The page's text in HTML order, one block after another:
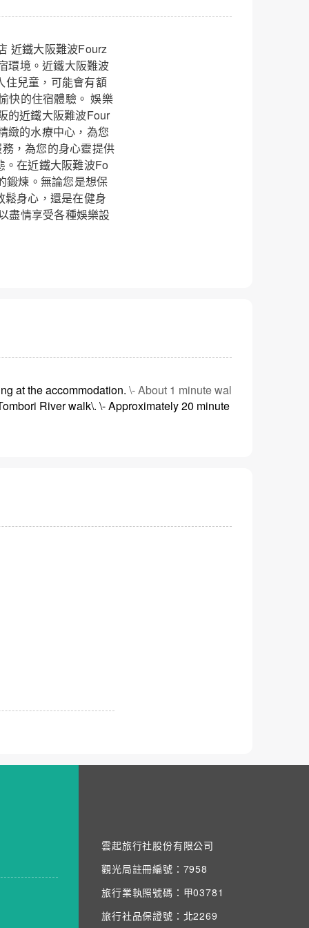
近鐵大阪難波Fourz
環境。近鐵大阪難波
住兒童，可能會有額
快的住宿體驗。 娛樂
的近鐵大阪難波Four
緻的水療中心，為您
，為您的身心靈提供
。在近鐵大阪難波Fo
鍛煉。無論您是想保
身心，還是在健身
盡情享受各種娛樂設
at the accommodation. \- About 1 minute wal
River walk\. \- Approximately 20 minute
雲起旅行社股份有限公司
觀光局註冊編號：7958
旅行業執照號碼：甲03781
旅行社品保證號：北2269
關閉